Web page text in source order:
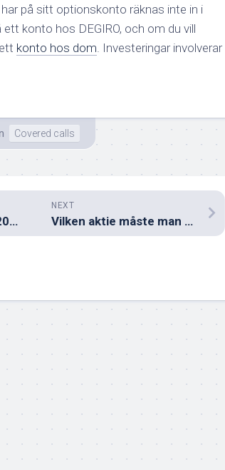
på sitt optionskonto räknas inte in i
konto hos DEGIRO, och om du vill
konto hos dom. Investeringar involverar
Covered calls
NEXT
Vilken aktie måste man äga 2024?
Måndagens köp v.51 2023